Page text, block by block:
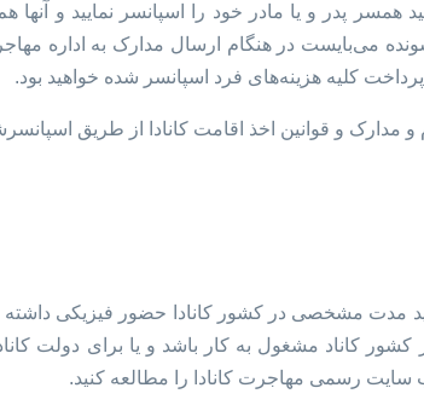
و یا سیتیزن کانادا بوده و سن شما بالای ۱۸ سال است می‌توانید همسر پدر و یا
و مدارک و قوانین اخذ اقامت کانادا از طریق
مدت مشخصی در کشور کانادا حضور فیزیکی داشته
کاناد مشغول به کار باشد و یا برای دولت
سایت رسمی مهاجرت کانادا را مطالعه کنید.